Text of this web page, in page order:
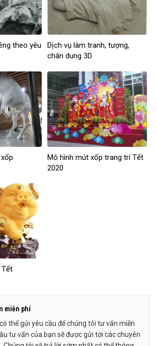
theo yêu
Dịch vụ làm tranh, tượng,
chân dung 3D
Mô hình mút xốp trang trí Tết
2020
Tết
miễn phí
thể gửi yêu cầu để chúng tôi tư vấn miễn
tư vấn của bạn sẽ được gửi tới các chuyên